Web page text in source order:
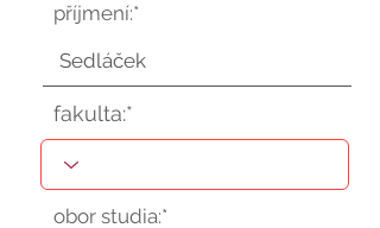
příjmení:*
fakulta:*
obor studia:*